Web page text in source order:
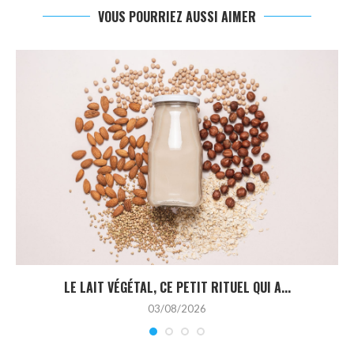
VOUS POURRIEZ AUSSI AIMER
LE LAIT VÉGÉTAL, CE PETIT RITUEL QUI A...
03/08/2026